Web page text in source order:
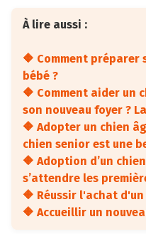
À lire aussi :
🔶 Comment
bébé ?
🔶 Comment aider un
son nouveau foyer ?
🔶 Adopter un chien
chien senior est une
🔶 Adoption d’un
s’attendre les
🔶 Réussir l'achat
🔶 Accueillir un